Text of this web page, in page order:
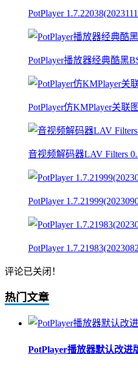
PotPlayer
PotPlayer播放器经典酷黑
PotPlayer仿KMPlayer关联
音视频解码器LAV Filters
PotPlayer
PotPlayer
评论已关闭！
热门文章
PotPlayer播放器默认改